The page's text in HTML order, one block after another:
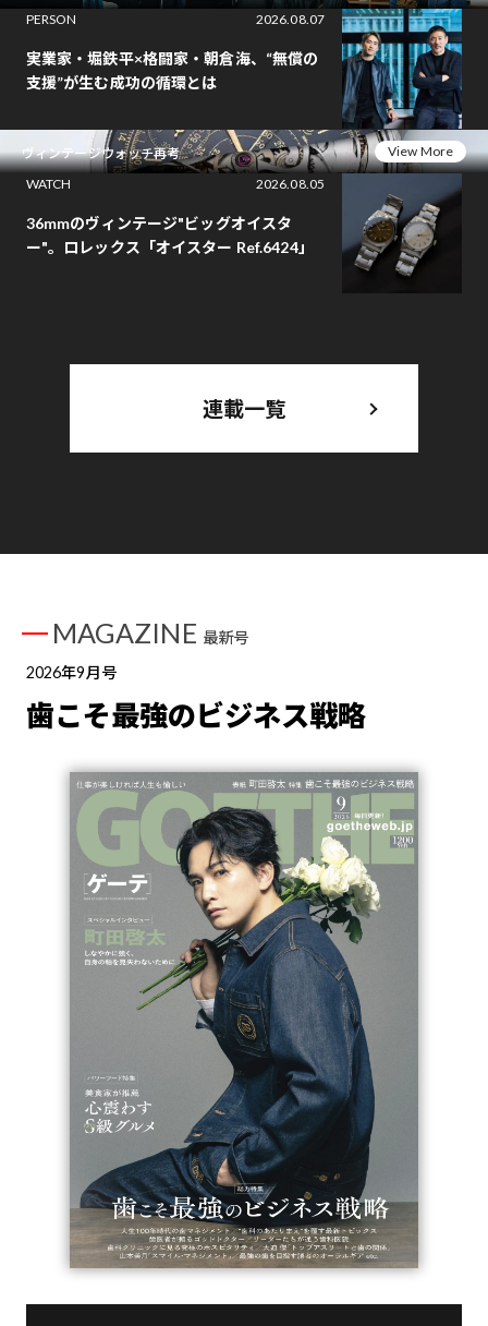
PERSON 2026.08.07
実業家・堀鉄平×格闘家・朝倉海、“無償の
支援”が生む成功の循環とは
ヴィンテージウォッチ再考
View More
WATCH
2026.08.05
36mmのヴィンテージ"ビッグオイスタ
ー"。ロレックス「オイスター Ref.6424」
連載一覧
MAGAZINE 最新号
2026年9月号
歯こそ最強のビジネス戦略